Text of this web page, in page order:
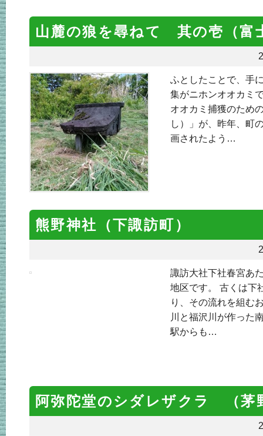
山麓の狼を尋ねて 其の壱（富
ふとしたことで、手
集がニホンオオカミ
オオカミ捕獲のため
し）」が、昨年、町
画されたよう…
熊野神社（下諏訪町）
諏訪大社下社春宮あ
地区です。 古くは下
り、その流れを組む
川と福沢川が作った
駅からも…
阿弥陀堂のシダレザクラ （茅